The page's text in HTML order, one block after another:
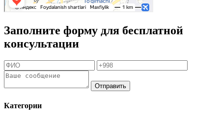
Заполните форму для бесплатной
консультации
Отправить
Категории